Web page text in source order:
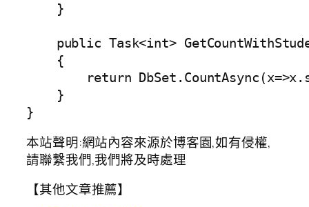
    }
public Task<int>
    {
return
    }
}
本站聲明:網站內容來源於博客園,如有侵權,
請聯繫我們,我們將及時處理
【其他文章推薦】